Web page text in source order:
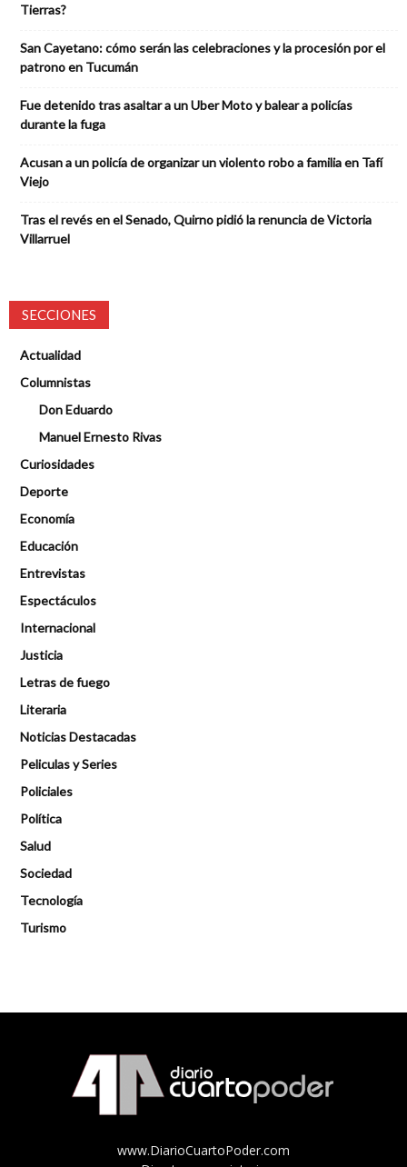
Tierras?
San Cayetano: cómo serán las celebraciones y la procesión por el
patrono en Tucumán
Fue detenido tras asaltar a un Uber Moto y balear a policías
durante la fuga
Acusan a un policía de organizar un violento robo a familia en Tafí
Viejo
Tras el revés en el Senado, Quirno pidió la renuncia de Victoria
Villarruel
SECCIONES
Actualidad
Columnistas
Don Eduardo
Manuel Ernesto Rivas
Curiosidades
Deporte
Economía
Educación
Entrevistas
Espectáculos
Internacional
Justicia
Letras de fuego
Literaria
Noticias Destacadas
Peliculas y Series
Policiales
Política
Salud
Sociedad
Tecnología
Turismo
www.DiarioCuartoPoder.com